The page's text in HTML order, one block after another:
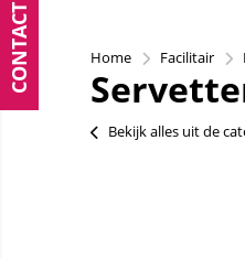
Home Facilitair
Bekijk alles uit de
CONTACT